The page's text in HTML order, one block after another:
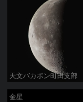
天文バカボン町田支部
金星